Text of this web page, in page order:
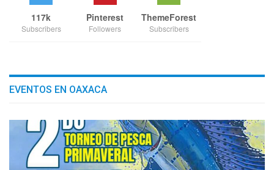
117k
Subscribers
Pinterest
Followers
ThemeForest
Subscribers
EVENTOS EN OAXACA